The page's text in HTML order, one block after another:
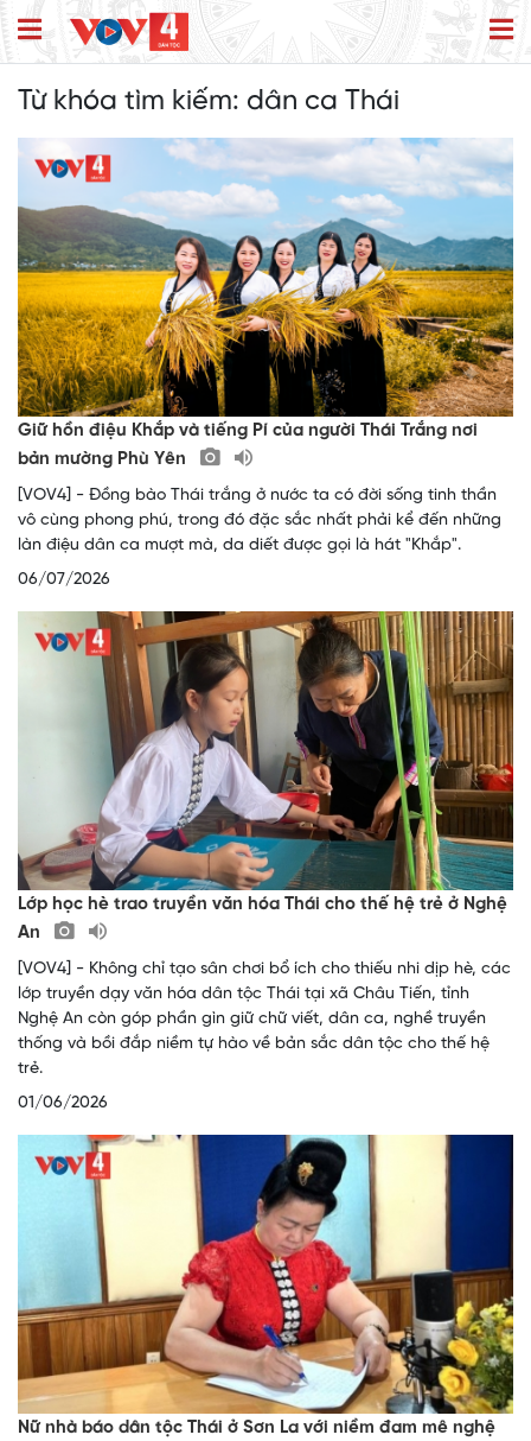
Từ khóa tìm kiếm: dân ca Thái
Giữ hồn điệu Khắp và tiếng Pí của người Thái Trắng nơi
bản mường Phù Yên
[VOV4] - Đồng bào Thái trắng ở nước ta có đời sống tinh thần
vô cùng phong phú, trong đó đặc sắc nhất phải kể đến những
làn điệu dân ca mượt mà, da diết được gọi là hát "Khắp".
06/07/2026
Lớp học hè trao truyền văn hóa Thái cho thế hệ trẻ ở Nghệ
An
[VOV4] - Không chỉ tạo sân chơi bổ ích cho thiếu nhi dịp hè, các
lớp truyền dạy văn hóa dân tộc Thái tại xã Châu Tiến, tỉnh
Nghệ An còn góp phần gìn giữ chữ viết, dân ca, nghề truyền
thống và bồi đắp niềm tự hào về bản sắc dân tộc cho thế hệ
trẻ.
01/06/2026
Nữ nhà báo dân tộc Thái ở Sơn La với niềm đam mê nghệ